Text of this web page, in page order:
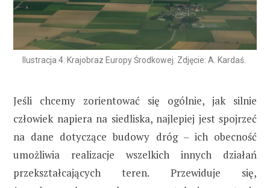
Ilustracja 4: Krajobraz Europy Środkowej. Zdjęcie: A. Kardaś.
Jeśli chcemy zorientować się ogólnie, jak silnie
człowiek napiera na siedliska, najlepiej jest spojrzeć
na dane dotyczące budowy dróg – ich obecność
umożliwia realizacje wszelkich innych działań
przekształcających teren. Przewiduje się,